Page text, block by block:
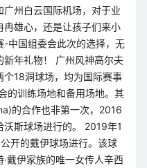
州白云国际机场，对于业
雄心，还是让孩子们来小
-中国组委会此次的选择，无
年礼物！ 广州风神高尔夫
18洞球场，均为国际赛事
的训练场地和备用场地。其
的合作也非第一次，2016
斯球场进行的。 2019年1
开的戴伊球场进行。该球
戴伊家族的唯一女传人辛西